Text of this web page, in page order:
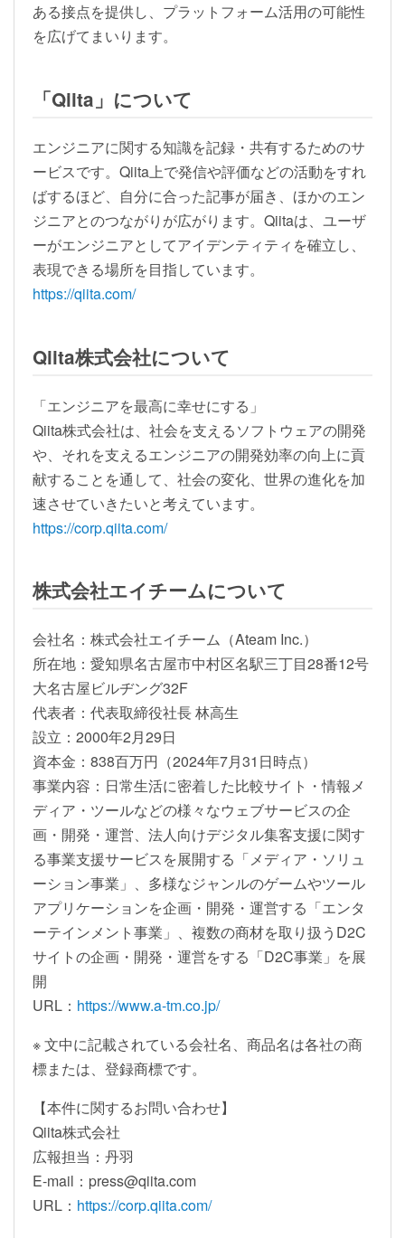
ある接点を提供し、プラットフォーム活用の可能性
を広げてまいります。
「Qiita」について
エンジニアに関する知識を記録・共有するためのサ
ービスです。Qiita上で発信や評価などの活動をすれ
ばするほど、自分に合った記事が届き、ほかのエン
ジニアとのつながりが広がります。Qiitaは、ユーザ
ーがエンジニアとしてアイデンティティを確立し、
表現できる場所を目指しています。
https://qiita.com/
Qiita株式会社について
「エンジニアを最高に幸せにする」
Qiita株式会社は、社会を支えるソフトウェアの開発
や、それを支えるエンジニアの開発効率の向上に貢
献することを通して、社会の変化、世界の進化を加
速させていきたいと考えています。
https://corp.qiita.com/
株式会社エイチームについて
会社名：株式会社エイチーム（Ateam Inc.）
所在地：愛知県名古屋市中村区名駅三丁目28番12号
大名古屋ビルヂング32F
代表者：代表取締役社長 林高生
設立：2000年2月29日
資本金：838百万円（2024年7月31日時点）
事業内容：日常生活に密着した比較サイト・情報メ
ディア・ツールなどの様々なウェブサービスの企
画・開発・運営、法人向けデジタル集客支援に関す
る事業支援サービスを展開する「メディア・ソリュ
ーション事業」、多様なジャンルのゲームやツール
アプリケーションを企画・開発・運営する「エンタ
ーテインメント事業」、複数の商材を取り扱うD2C
サイトの企画・開発・運営をする「D2C事業」を展
開
URL： https://www.a-tm.co.jp/
※ 文中に記載されている会社名、商品名は各社の商
標または、登録商標です。
【本件に関するお問い合わせ】
Qiita株式会社
広報担当：丹羽
E-mail：press@qiita.com
URL： https://corp.qiita.com/